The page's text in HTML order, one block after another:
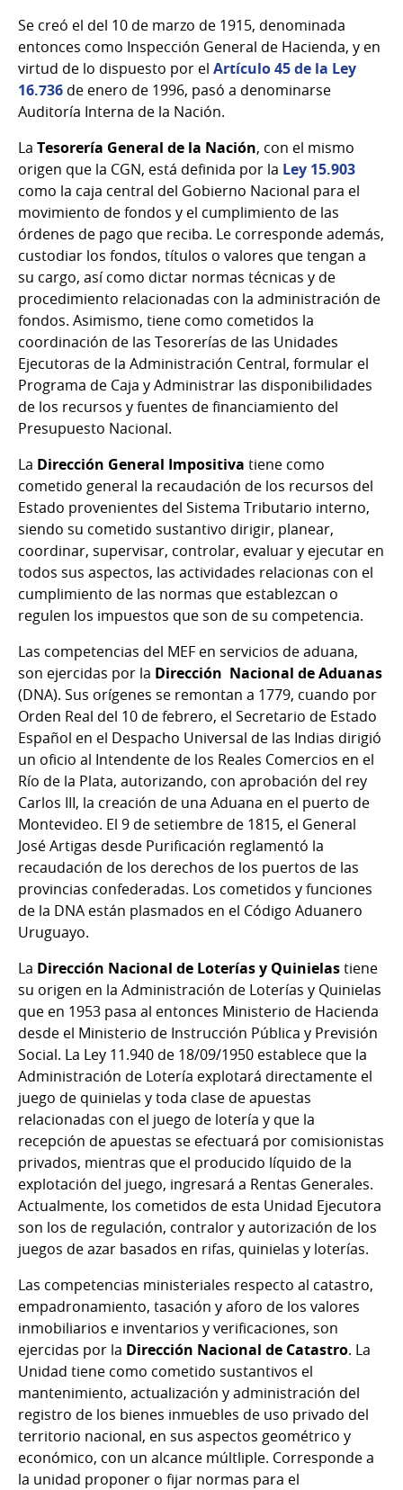
Se creó el del 10 de marzo de 1915, denominada
entonces como Inspección General de Hacienda, y en
virtud de lo dispuesto por el Artículo 45 de la Ley
16.736 de enero de 1996, pasó a denominarse
Auditoría Interna de la Nación.
La Tesorería General de la Nación, con el mismo
origen que la CGN, está definida por la Ley 15.903
como la caja central del Gobierno Nacional para el
movimiento de fondos y el cumplimiento de las
órdenes de pago que reciba. Le corresponde además,
custodiar los fondos, títulos o valores que tengan a
su cargo, así como dictar normas técnicas y de
procedimiento relacionadas con la administración de
fondos. Asimismo, tiene como cometidos la
coordinación de las Tesorerías de las Unidades
Ejecutoras de la Administración Central, formular el
Programa de Caja y Administrar las disponibilidades
de los recursos y fuentes de financiamiento del
Presupuesto Nacional.
La Dirección General Impositiva tiene como
cometido general la recaudación de los recursos del
Estado provenientes del Sistema Tributario interno,
siendo su cometido sustantivo dirigir, planear,
coordinar, supervisar, controlar, evaluar y ejecutar en
todos sus aspectos, las actividades relacionas con el
cumplimiento de las normas que establezcan o
regulen los impuestos que son de su competencia.
Las competencias del MEF en servicios de aduana,
son ejercidas por la Dirección Nacional de Aduanas
(DNA). Sus orígenes se remontan a 1779, cuando por
Orden Real del 10 de febrero, el Secretario de Estado
Español en el Despacho Universal de las Indias dirigió
un oficio al Intendente de los Reales Comercios en el
Río de la Plata, autorizando, con aprobación del rey
Carlos III, la creación de una Aduana en el puerto de
Montevideo. El 9 de setiembre de 1815, el General
José Artigas desde Purificación reglamentó la
recaudación de los derechos de los puertos de las
provincias confederadas. Los cometidos y funciones
de la DNA están plasmados en el Código Aduanero
Uruguayo.
La Dirección Nacional de Loterías y Quinielastiene
su origen en la Administración de Loterías y Quinielas
que en 1953 pasa al entonces Ministerio de Hacienda
desde el Ministerio de Instrucción Pública y Previsión
Social. La Ley 11.940 de 18/09/1950 establece que la
Administración de Lotería explotará directamente el
juego de quinielas y toda clase de apuestas
relacionadas con el juego de lotería y que la
recepción de apuestas se efectuará por comisionistas
privados, mientras que el producido líquido de la
explotación del juego, ingresará a Rentas Generales.
Actualmente, los cometidos de esta Unidad Ejecutora
son los de regulación, contralor y autorización de los
juegos de azar basados en rifas, quinielas y loterías.
Las competencias ministeriales respecto al catastro,
empadronamiento, tasación y aforo de los valores
inmobiliarios e inventarios y verificaciones, son
ejercidas por la Dirección Nacional de Catastro. La
Unidad tiene como cometido sustantivos el
mantenimiento, actualización y administración del
registro de los bienes inmuebles de uso privado del
territorio nacional, en sus aspectos geométrico y
económico, con un alcance múltliple. Corresponde a
la unidad proponer o fijar normas para el